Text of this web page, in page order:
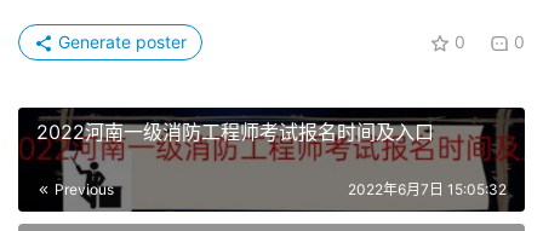
理素质好。
1、持有机动车B2驾驶资格证，且驾龄3年以上，无重大交
通事故违法违章记录的；
0 0
Generate poster
2022河南一级消防工程师考试报名时间及入口
Previous 2022年6月7日 15:05:32